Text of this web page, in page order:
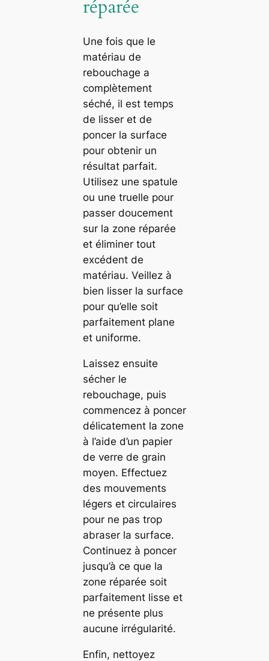
réparée
Une fois que le
matériau de
rebouchage a
complètement
séché, il est temps
de lisser et de
poncer la surface
pour obtenir un
résultat parfait.
Utilisez une spatule
ou une truelle pour
passer doucement
sur la zone réparée
et éliminer tout
excédent de
matériau. Veillez à
bien lisser la surface
pour qu’elle soit
parfaitement plane
et uniforme.
Laissez ensuite
sécher le
rebouchage, puis
commencez à poncer
délicatement la zone
à l’aide d’un papier
de verre de grain
moyen. Effectuez
des mouvements
légers et circulaires
pour ne pas trop
abraser la surface.
Continuez à poncer
jusqu’à ce que la
zone réparée soit
parfaitement lisse et
ne présente plus
aucune irrégularité.
Enfin, nettoyez